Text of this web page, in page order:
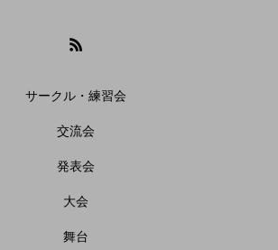
サークル・練習会
交流会
発表会
大会
舞台